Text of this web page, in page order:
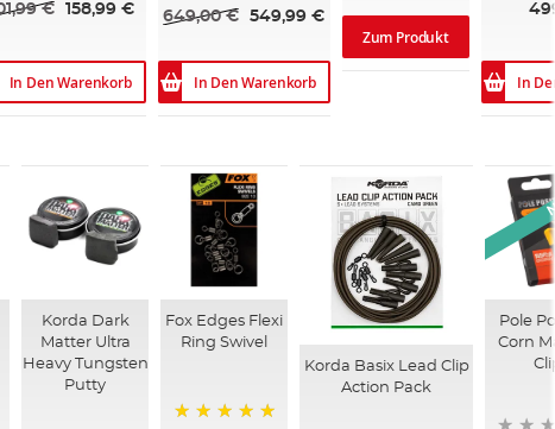
€ 158,99 €
In Den Warenkorb
649,00 € 549,99 €
In Den Warenkorb
Zum Produkt
In
Korda Dark
Matter Ultra
Heavy Tungsten
Putty
Fox Edges Flexi
Ring Swivel
Korda Basix Lead Clip
Action Pack
Pole
Corn